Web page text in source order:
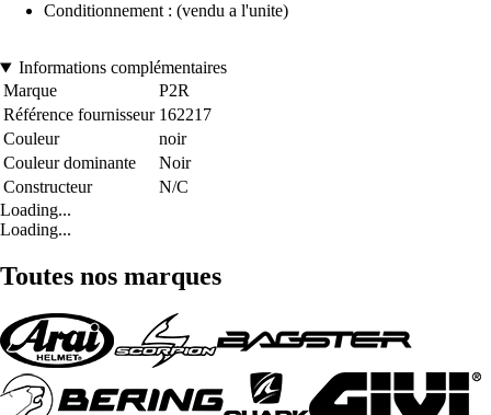
Conditionnement : (vendu a l'unite)
Informations complémentaires
Marque
P2R
Référence fournisseur 162217
Couleur
noir
Couleur dominante
Noir
Constructeur
N/C
Loading...
Loading...
Toutes nos marques